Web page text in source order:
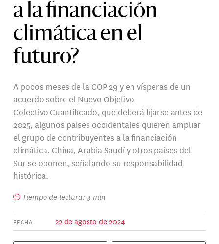
a la financiación
climática en el
futuro?
A pocos meses de la COP 29 y en vísperas de un
acuerdo sobre el Nuevo Objetivo
Colectivo Cuantificado, que deberá fijarse antes de
2025, algunos países occidentales quieren ampliar
el grupo de contribuyentes a la financiación
climática. China, Arabia Saudí y otros países del
Sur se oponen, señalando su responsabilidad
histórica.
Tiempo de lectura: 3 min
FECHA 22 de agosto de 2024